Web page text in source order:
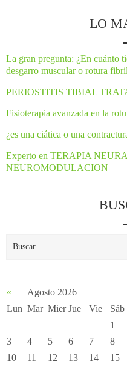
LO
La gran pregunta: ¿En cuánto
desgarro muscular o rotura
PERIOSTITIS TIBIAL
Fisioterapia avanzada en la
¿es una ciática o una
Experto en TERAPIA
NEUROMODULACION
« Agosto 2026
Lun Mar Mier Jue Vie Sáb
1
3
4 5 6 7 8
10
11 12 13 14 15